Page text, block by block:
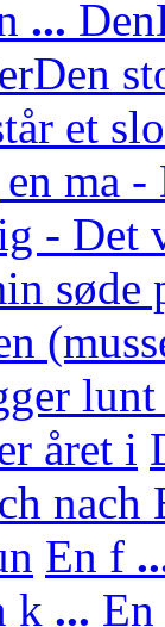
... Den
Den
et
ma
- Det
søde
lunt
året i
nach
En f
k ... En